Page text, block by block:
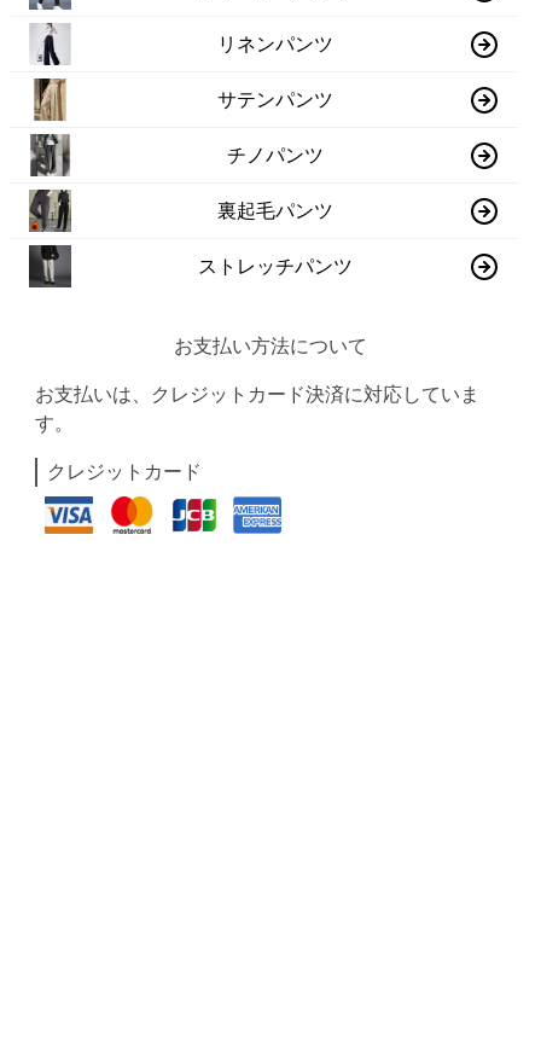
リネンパンツ
サテンパンツ
チノパンツ
裏起毛パンツ
ストレッチパンツ
お支払い方法について
お支払いは、クレジットカード決済に対応していま
す。
クレジットカード